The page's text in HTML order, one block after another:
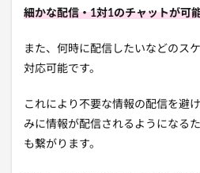
細かな配信・1対1のチャットが可
また、何時に配信したいなどのス
対応可能です。
これにより不要な情報の配信を避
みに情報が配信されるようになる
も繋がります。